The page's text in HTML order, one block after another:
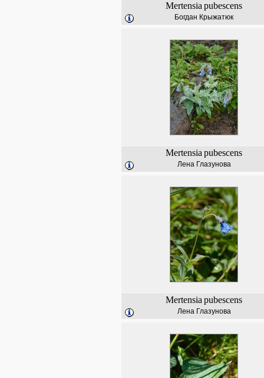
Mertensia pubescens
Богдан Крыжатюк
Mertensia pubescens
Лена Глазунова
Mertensia pubescens
Лена Глазунова